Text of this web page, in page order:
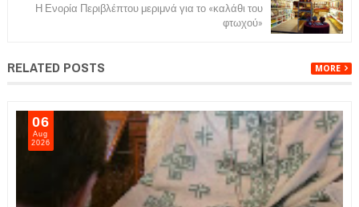
Η Ενορία Περιβλέπτου μεριμνά για το «καλάθι του
φτωχού»
RELATED POSTS MORE
06
Aug
2026